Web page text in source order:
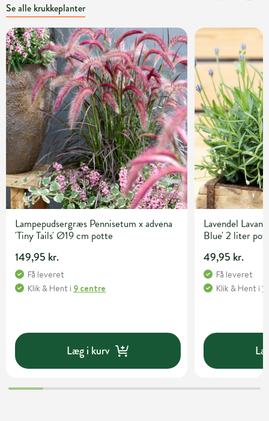
Se alle krukkeplanter
Lampepudsergræs Pennisetum x advena
'Tiny Tails' Ø19 cm potte
149,95 kr.
Få leveret
Klik & Hent i 9 centre
Læg i kurv
Lavendel
Blue' 2 liter
49,95 kr.
Få leveret
Klik & Hent i